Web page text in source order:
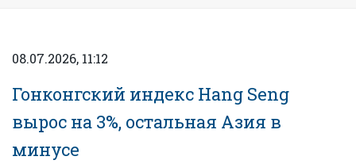
08.07.2026, 11:12
Гонконгский индекс Hang Seng
вырос на 3%, остальная Азия в
минусе